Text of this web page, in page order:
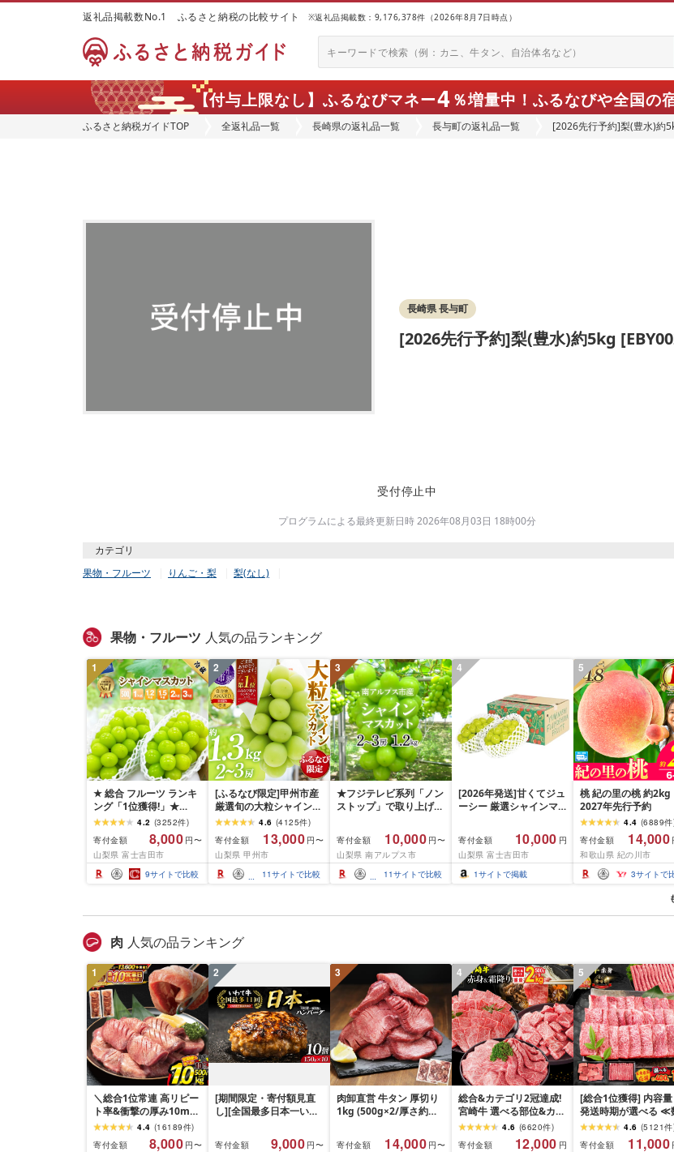
返礼品掲載数No.1 ふるさと納税の比較サイト ※返礼品掲載数：9,176,378件（2026年8月7日時点）
【付与上限なし】ふるなびマネー4％増量中！ ふるなびや全国の
ふるさと納税ガイドTOP 全返礼品一覧 長崎県の返礼品一覧 長与町の返礼品一覧 [2026先行予約]梨(豊水)約
長崎県 長与町
[2026先行予約]梨(豊水)約5kg
受付停止中
プログラムによる最終更新日時 2026年08月03日 18時00分
カテゴリ
果物・フルーツ
りんご・梨 梨(なし)
果物・フルーツ 人気の品ランキング
1
★ 総合 フルーツ ランキ
ング「1位獲得!」★
2026年発送 シャインマ
スカット 選べる容量
500g 1kg 1.5kg 2kg
3kg ふるさと納税 フル
ーツ ぶどう 果物 送料無
料 山梨県産 2026 旬 大
4.2 (3252件)
寄付金額
8,000 円〜
山梨県 富士吉田市
9サイトで比較
2
[ふるなび限定]甲州市産
厳選旬の大粒シャインマ
スカット 約1.3kg 2〜3
房[2026年発送]
(MG)B12-472 FN-
Limited-VO シャインマ
スカット フルーツ
4.6 (4125件)
寄付金額
13,000 円〜
山梨県 甲州市
11サイトで比較
3
★フジテレビ系列「ノン
ストップ」で取り上げら
先行予約]南アルプス市
産シャインマスカット
1.2kg以上(2〜3房)ふる
さと納税 おすすめ 山梨
県 南アルプス市 送料無
寄付金額 10,000 円〜
山梨県 南アルプス市
11サイトで比較
4
[2026年発送]甘くてジュ
ーシー 厳選シャインマ
月前半(1〜15日)から10
月下旬までの発送) フル
ーツ ぶどう 果物 山梨県
産 2026 旬 大粒 高級 ブ
寄付金額 10,000 円
山梨県 富士吉田市
1サイトで掲載
5
桃 紀の里の桃 約2kg
2027年先行予約
4.4 (6889件
寄付金額
14,000
和歌山県 紀の川市
3サイトで
肉 人気の品ランキング
1
＼総合1位常連 高リピー
ト率&衝撃の厚み10mm
厚切り牛タン 塩味/ ≪ス
ピード発送!!10営業日以
4.4 (16189件)
寄付金額
8,000 円〜
2
[期間限定・寄付額見直
し][全国最多日本一いわ
1.5kg(150g×10個) いわ
寄付金額 9,000 円〜
3
肉卸直営 牛タン 厚切り
1kg (500g×2/厚さ約
牛肉 焼肉 冷凍 スライス
寄付金額 14,000 円〜
4
総合&カテゴリ2冠達成!
宮崎牛 選べる部位&カッ
ト (赤身&霜降り)or(赤身
のみ) 500g 1kg 2kg[発
4.6 (6620件)
寄付金額
12,000 円
5
[総合1位獲得] 内容量
発送時期が選べる ≪
量限定≫ 宮崎牛 赤身
ライス 焼肉 国産 肉 牛
4.6 (5121件
寄付金額
11,000